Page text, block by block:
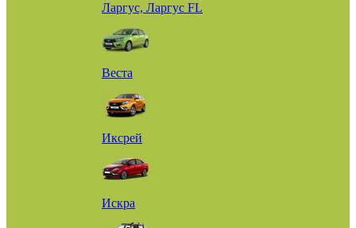
Ларгус, Ларгус FL
Веста
Иксрей
Искра